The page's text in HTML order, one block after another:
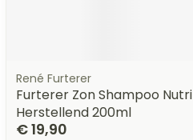
René Furterer
Furterer Zon Shampoo Nutri
Herstellend 200ml
€ 19,90